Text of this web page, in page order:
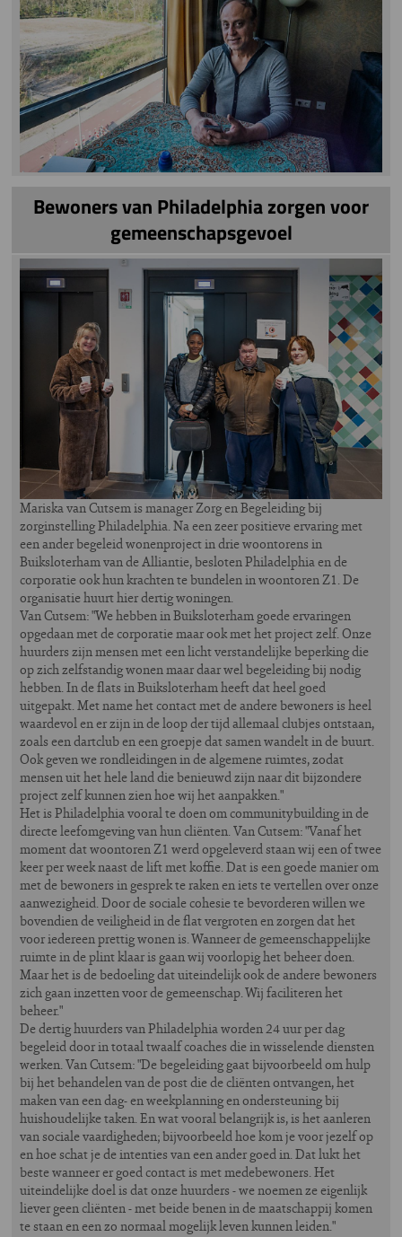
Bewoners van Philadelphia zorgen voor
gemeenschapsgevoel
Image
Mariska van Cutsem is manager Zorg en Begeleiding bij
zorginstelling Philadelphia. Na een zeer positieve ervaring met
een ander begeleid wonenproject in drie woontorens in
Buiksloterham van de Alliantie, besloten Philadelphia en de
corporatie ook hun krachten te bundelen in woontoren Z1. De
organisatie huurt hier dertig woningen.
Van Cutsem: "We hebben in Buiksloterham goede ervaringen
opgedaan met de corporatie maar ook met het project zelf. Onze
huurders zijn mensen met een licht verstandelijke beperking die
op zich zelfstandig wonen maar daar wel begeleiding bij nodig
hebben. In de flats in Buiksloterham heeft dat heel goed
uitgepakt. Met name het contact met de andere bewoners is heel
waardevol en er zijn in de loop der tijd allemaal clubjes ontstaan,
zoals een dartclub en een groepje dat samen wandelt in de buurt.
Ook geven we rondleidingen in de algemene ruimtes, zodat
mensen uit het hele land die benieuwd zijn naar dit bijzondere
project zelf kunnen zien hoe wij het aanpakken."
Het is Philadelphia vooral te doen om communitybuilding in de
directe leefomgeving van hun cliënten. Van Cutsem: "Vanaf het
moment dat woontoren Z1 werd opgeleverd staan wij een of twee
keer per week naast de lift met koffie. Dat is een goede manier om
met de bewoners in gesprek te raken en iets te vertellen over onze
aanwezigheid. Door de sociale cohesie te bevorderen willen we
bovendien de veiligheid in de flat vergroten en zorgen dat het
voor iedereen prettig wonen is. Wanneer de gemeenschappelijke
ruimte in de plint klaar is gaan wij voorlopig het beheer doen.
Maar het is de bedoeling dat uiteindelijk ook de andere bewoners
zich gaan inzetten voor de gemeenschap. Wij faciliteren het
beheer."
De dertig huurders van Philadelphia worden 24 uur per dag
begeleid door in totaal twaalf coaches die in wisselende diensten
werken. Van Cutsem: "De begeleiding gaat bijvoorbeeld om hulp
bij het behandelen van de post die de cliënten ontvangen, het
maken van een dag- en weekplanning en ondersteuning bij
huishoudelijke taken. En wat vooral belangrijk is, is het aanleren
van sociale vaardigheden; bijvoorbeeld hoe kom je voor jezelf op
en hoe schat je de intenties van een ander goed in. Dat lukt het
beste wanneer er goed contact is met medebewoners. Het
uiteindelijke doel is dat onze huurders - we noemen ze eigenlijk
liever geen cliënten - met beide benen in de maatschappij komen
te staan en een zo normaal mogelijk leven kunnen leiden."